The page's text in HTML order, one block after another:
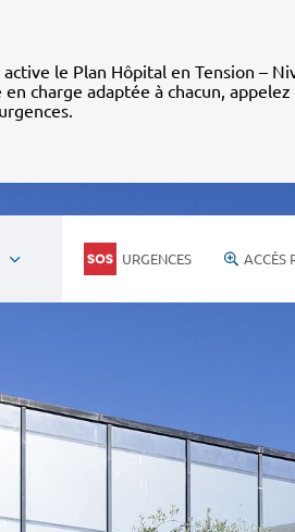
le Plan Hôpital en Tension –
charge adaptée à chacun,
URGENCES ACCÈS